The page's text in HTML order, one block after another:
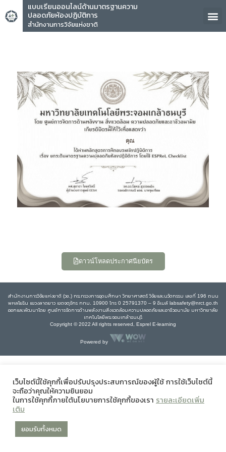
แบบเรียนออนไลน์ด้านมาตรฐานความ
ปลอดภัยห้องปฏิบัติการ
สำนักงานการวิจัยแห่งชาติ
คุณ
ดาวน์โหลดประกาศนียบัตร
สำนักงานการวิจัยแห่งชาติ (วช.) กระทรวงการอุดมศึกษา วิทยาศาสตร์ วิจัยและนวัตกรรม เลขที่ 196 ถนน
พหลโยธิน แขวงลาดยาว เขตจตุจักร กทม. 10900 โทร 0 25791370 – 9 อีเมล์ labsafety@nrct.go.th
ออกและพัฒนาโดย ศูนย์การจัดการด้านพลังงานสิ่งแวดล้อมความปลอดภัยและอาชีวอนามัย มหาวิทยาลัย
เทคโนโลยีพระจอมเกล้าธนบุรี
Copyright © 2022 All rights reserved, Esprel E-learning
Powered by
เว็บไซต์นี้ใช้คุกกี้เพื่อปรับปรุงประสบการณ์ของผู้ใช้ การใช้เว็บไซต์นี้
จะถือว่าคุณให้ความยินยอม
ในการใช้คุกกี้ภายใต้นโยบายการใช้คุกกี้ของเรา รายละเอียดเพิ่ม
เติม
ยอมรับทั้งหมด